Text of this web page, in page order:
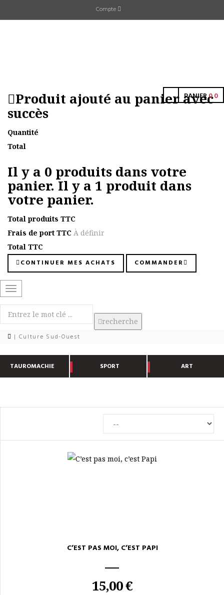
Compte
PANIER00
Produit ajouté au panier avec
succès
Quantité
Total
Il y a 0 produits dans votre
panier.Il y a 1 produit dans
votre panier.
Total produits TTC
Frais de port TTC À définir
Total TTC
CONTINUER MES ACHATS COMMANDER
Basculer
la
navigation
recherche
| Culture Sud-Ouest
TAUROMACHIE SPORT ART
C’EST PAS MOI, C’EST PAPI
15,00 €